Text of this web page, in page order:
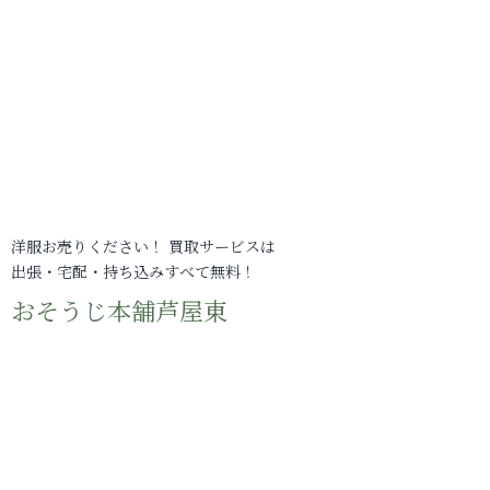
洋服お売りください！ 買取サービスは
出張・宅配・持ち込みすべて無料！
おそうじ本舗芦屋東